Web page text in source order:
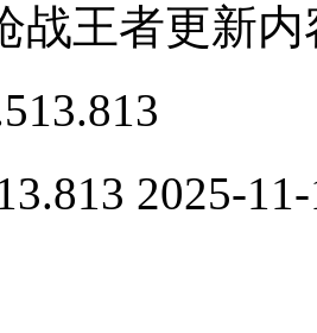
战王者更新内
2025-